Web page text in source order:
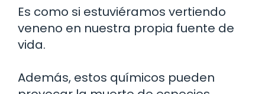
Es como si estuviéramos vertiendo
veneno en nuestra propia fuente de
vida.
Además, estos químicos pueden